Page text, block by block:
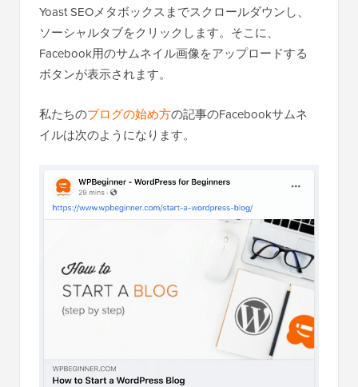
Yoast SEOメタボックスまでスクロールダウンし、
ソーシャルタブをクリックします。そこに、
Facebook用のサムネイル画像をアップロードする
ボタンが表示されます。
私たちのブログの始め方の記事のFacebookサムネ
イルは次のようになります。